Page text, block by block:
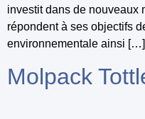
investit dans de nouveaux
répondent à ses objectifs
environnementale ainsi […]
Molpack